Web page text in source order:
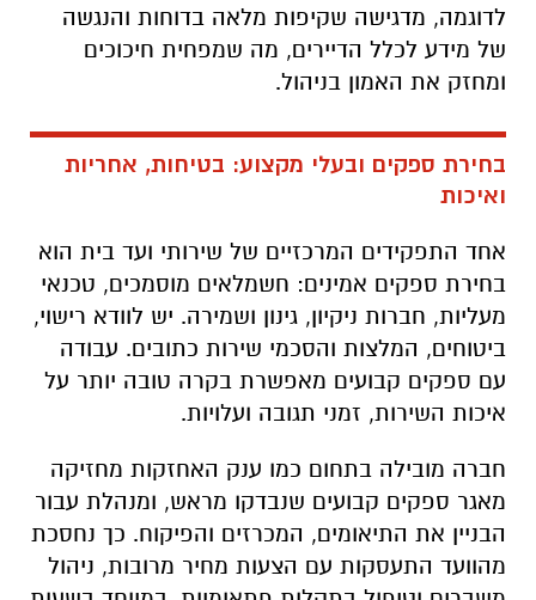
לדוגמה, מדגישה שקיפות מלאה בדוחות והנגשה
של מידע לכלל הדיירים, מה שמפחית חיכוכים
ומחזק את האמון בניהול.
בחירת ספקים ובעלי מקצוע: בטיחות, אחריות
ואיכות
אחד התפקידים המרכזיים של שירותי ועד בית הוא
בחירת ספקים אמינים: חשמלאים מוסמכים, טכנאי
מעליות, חברות ניקיון, גינון ושמירה. יש לוודא רישוי,
ביטוחים, המלצות והסכמי שירות כתובים. עבודה
עם ספקים קבועים מאפשרת בקרה טובה יותר על
איכות השירות, זמני תגובה ועלויות.
חברה מובילה בתחום כמו ענק האחזקות מחזיקה
מאגר ספקים קבועים שנבדקו מראש, ומנהלת עבור
הבניין את התיאומים, המכרזים והפיקוח. כך נחסכת
מהוועד התעסקות עם הצעות מחיר מרובות, ניהול